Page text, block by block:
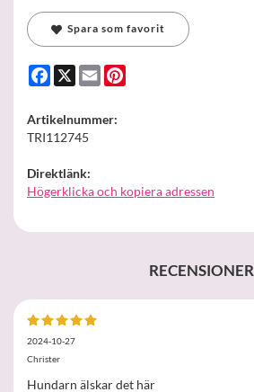
Spara som favorit
Facebook
X Email
Artikelnummer:
TRI112745
Direktlänk:
Högerklicka och kopiera adressen
RECENSIONER
2024-10-27
Christer
Hundarn älskar det här